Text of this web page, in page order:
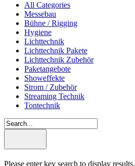
All Categories
Messebau
Bühne / Rigging
Hygiene
Lichttechnik
Lichttechnik Pakete
Lichttechnik Zubehör
Paketangebote
Showeffekte
Strom / Zubehör
Streaming Technik
Tontechnik
Please enter key search to display results.